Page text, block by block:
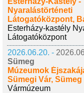
Nyaralástörténeti
Látogatóközpont,
Esterházy-kastély
Látogatóközpont
2026.06.20. -
Sümeg
Múzeumok
Sümegi Vár, Sümeg
Vármúzeum